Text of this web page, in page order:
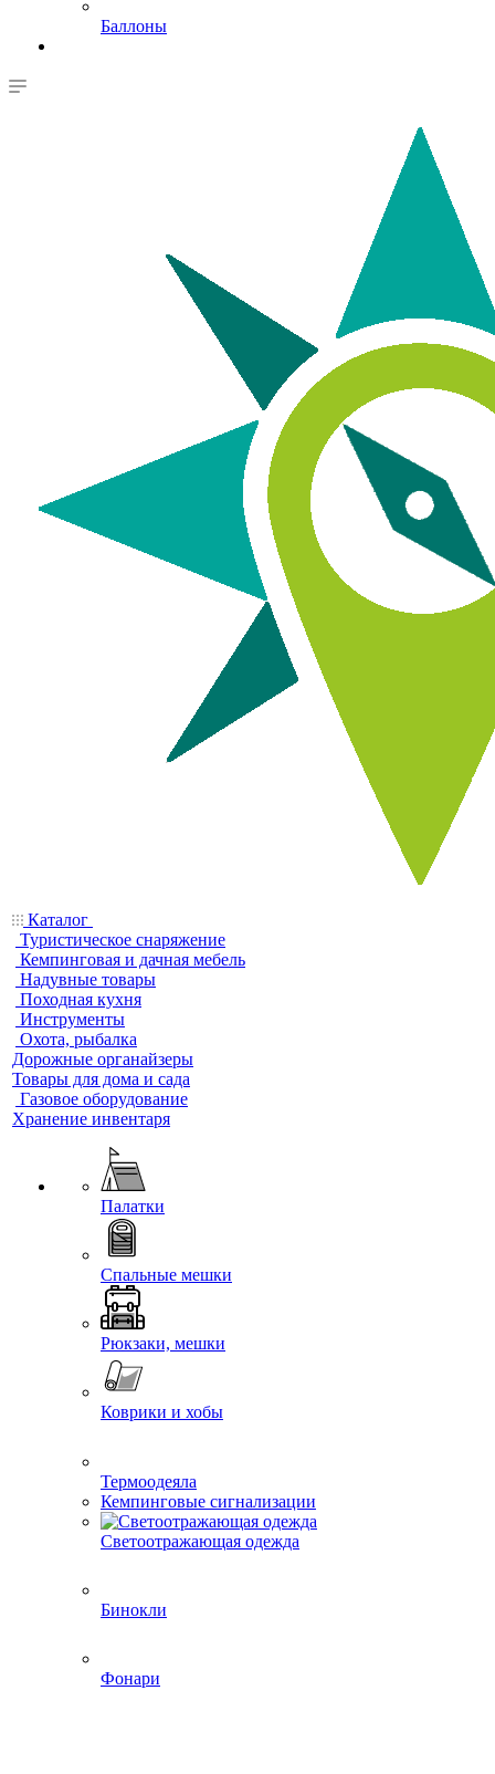
Баллоны
Каталог
Туристическое снаряжение
Кемпинговая и дачная мебель
Надувные товары
Походная кухня
Инструменты
Охота, рыбалка
Дорожные органайзеры
Товары для дома и сада
Газовое оборудование
Хранение инвентаря
Палатки
Спальные мешки
Рюкзаки, мешки
Коврики и хобы
Термоодеяла
Кемпинговые сигнализации
Светоотражающая одежда
Бинокли
Фонари